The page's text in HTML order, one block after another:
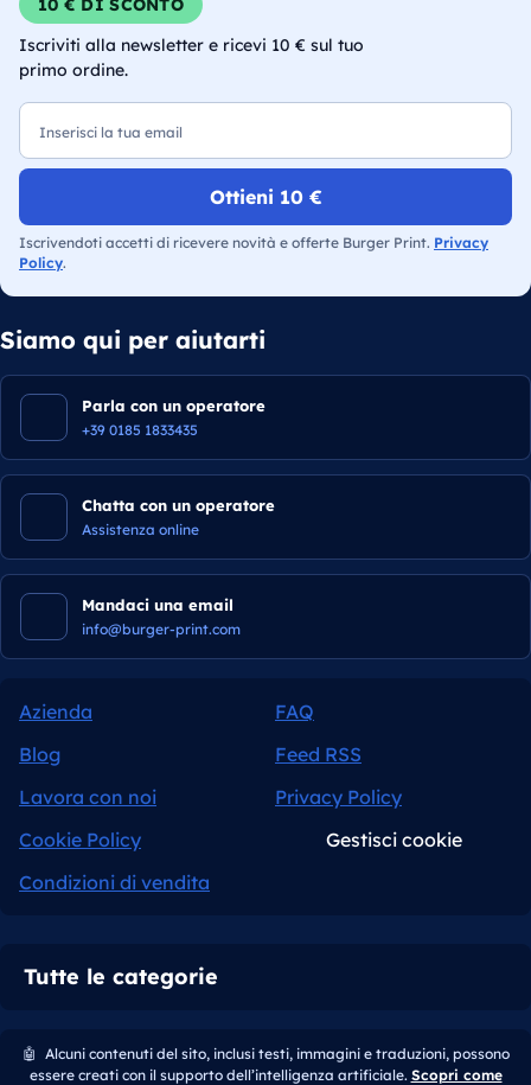
10 € DI SCONTO
Iscriviti alla newsletter e ricevi 10 € sul tuo
primo ordine.
Ottieni 10 €
Iscrivendoti accetti di ricevere novità e offerte Burger Print. Privacy
Policy.
Siamo qui per aiutarti
Parla con un operatore
+39 0185 1833435
Chatta con un operatore
Assistenza online
Mandaci una email
info@burger-print.com
Azienda
FAQ
Blog
Feed RSS
Lavora con noi
Privacy Policy
Cookie Policy
Gestisci cookie
Condizioni di vendita
Tutte le categorie
🤖 Alcuni contenuti del sito, inclusi testi, immagini e traduzioni, possono
essere creati con il supporto dell’intelligenza artificiale. Scopri come